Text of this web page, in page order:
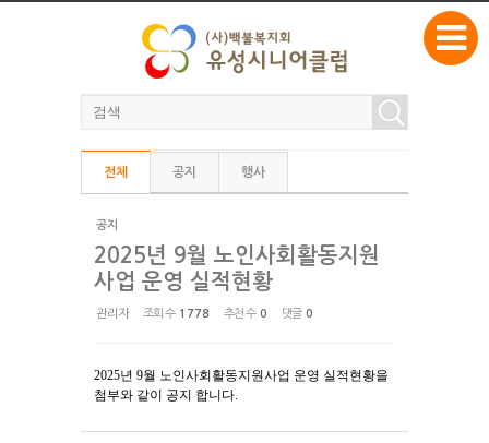
전체 공지 행사
공지
2025년 9월 노인사회활동지원
사업 운영 실적현황
관리자 조회 수 1778 추천 수 0 댓글 0
2025년 9월 노인사회활동지원사업 운영 실적현황을
첨부와 같이 공지 합니다.
Sketchbook5, 스케치북5
Sketchbook5, 스케치북5